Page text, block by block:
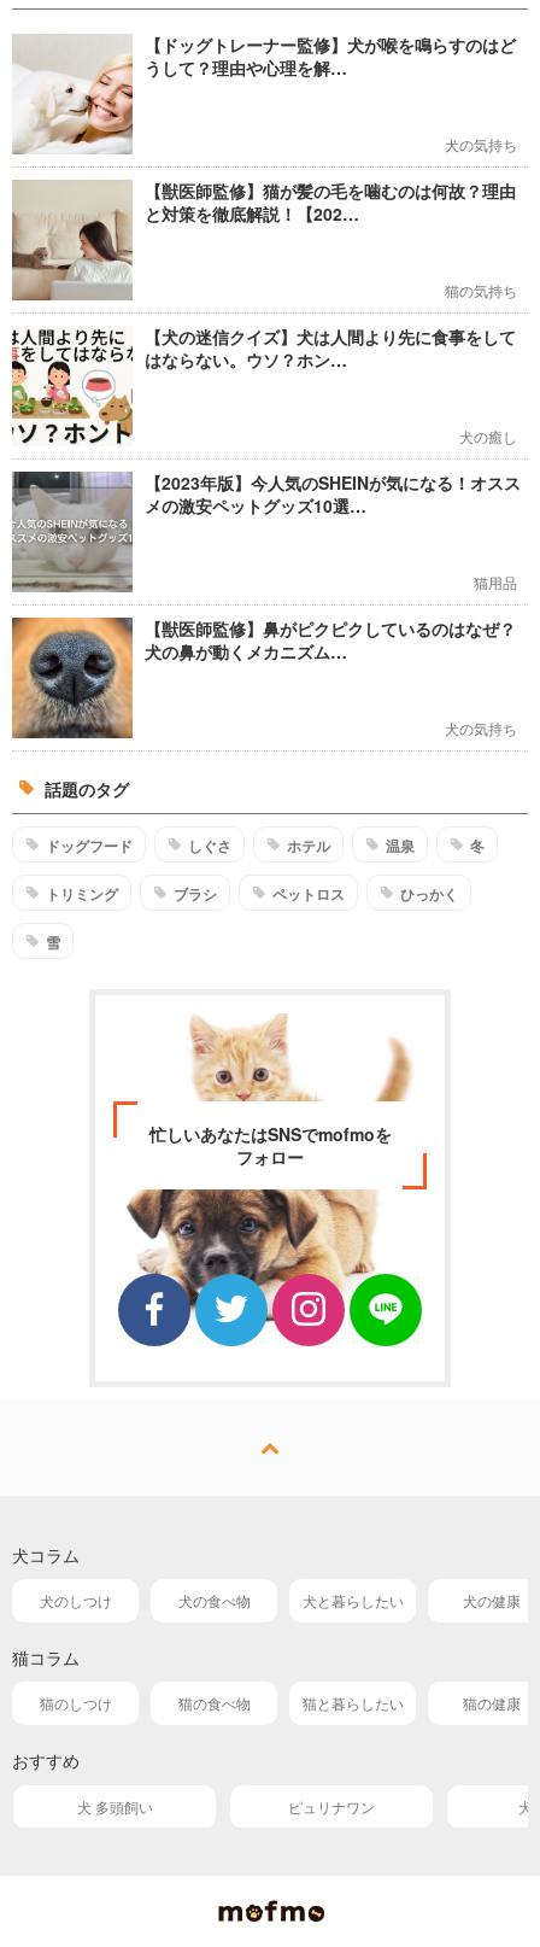
【ドッグトレーナー監修】犬が喉を鳴らすのはど
うして？理由や心理を解…
犬の気持ち
【獣医師監修】猫が髪の毛を噛むのは何故？理由
と対策を徹底解説！【202…
猫の気持ち
【犬の迷信クイズ】犬は人間より先に食事をして
はならない。ウソ？ホン…
犬の癒し
【2023年版】今人気のSHEINが気になる！オスス
メの激安ペットグッズ10選…
猫用品
【獣医師監修】鼻がピクピクしているのはなぜ？
犬の鼻が動くメカニズム…
犬の気持ち
話題のタグ
ドッグフード しぐさ ホテル 温泉 冬
トリミング ブラシ ペットロス ひっかく
雪
忙しいあなたはSNSでmofmoを
フォロー
犬コラム
犬のしつけ 犬の食べ物 犬と暮らしたい 犬の健康
猫コラム
猫のしつけ 猫の食べ物 猫と暮らしたい 猫の健康
おすすめ
犬 多頭飼い ピュリナワン 犬